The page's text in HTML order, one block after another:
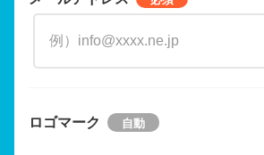
ロゴマーク